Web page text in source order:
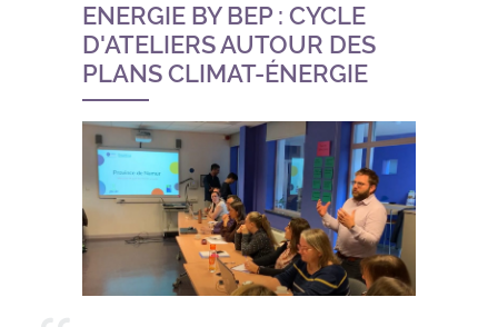
ENERGIE BY BEP : CYCLE
D'ATELIERS AUTOUR DES
PLANS CLIMAT-ÉNERGIE